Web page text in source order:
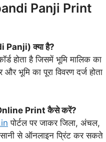
Panji Print
Panji) क्या है?
होता है जिसमें भूमि मालिक का
भूमि का पूरा विवरण दर्ज होता
Print कैसे करें?
पोर्टल पर जाकर जिला, अंचल,
से ऑनलाइन प्रिंट कर सकते